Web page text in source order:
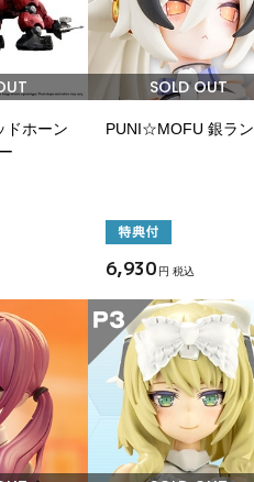
ドホーン
SOLD OUT
PUNI☆MOFU 銀ラン
6,930 円 税込